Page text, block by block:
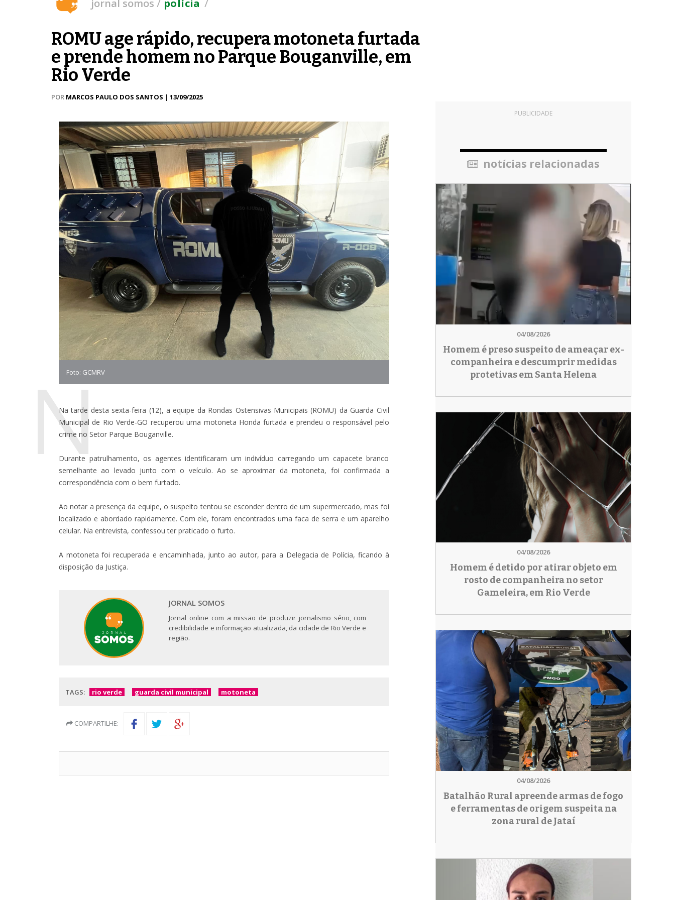
jornal somos polícia
ROMU age rápido, recupera motoneta furtada
e prende homem no Parque Bouganville, em
Rio Verde
POR MARCOS PAULO DOS SANTOS | 13/09/2025
Foto: GCMRV
N
Na tarde desta sexta-feira (12), a equipe da Rondas Ostensivas Municipais (ROMU) da Guarda Civil
Municipal de Rio Verde-GO recuperou uma motoneta Honda furtada e prendeu o responsável pelo
crime no Setor Parque Bouganville.
Durante patrulhamento, os agentes identificaram um indivíduo carregando um capacete branco
semelhante ao levado junto com o veículo. Ao se aproximar da motoneta, foi confirmada a
correspondência com o bem furtado.
Ao notar a presença da equipe, o suspeito tentou se esconder dentro de um supermercado, mas foi
localizado e abordado rapidamente. Com ele, foram encontrados uma faca de serra e um aparelho
celular. Na entrevista, confessou ter praticado o furto.
A motoneta foi recuperada e encaminhada, junto ao autor, para a Delegacia de Polícia, ficando à
disposição da Justiça.
JORNAL SOMOS
Jornal online com a missão de produzir jornalismo sério, com
credibilidade e informação atualizada, da cidade de Rio Verde e
região.
TAGS: rio verde guarda civil municipal motoneta
COMPARTILHE:
PUBLICIDADE
notícias relacionadas
04/08/2026
Homem é preso suspeito de ameaçar ex-
companheira e descumprir medidas
protetivas em Santa Helena
04/08/2026
Homem é detido por atirar objeto em
rosto de companheira no setor
Gameleira, em Rio Verde
04/08/2026
Batalhão Rural apreende armas de fogo
e ferramentas de origem suspeita na
zona rural de Jataí